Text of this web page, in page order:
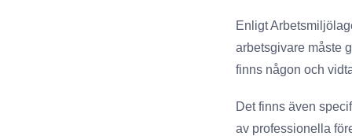
Enligt
arbetsgivare måste
finns någon och
Det finns även
av professionella